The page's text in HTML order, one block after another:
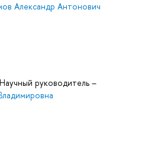
Александр Антонович
руководитель –